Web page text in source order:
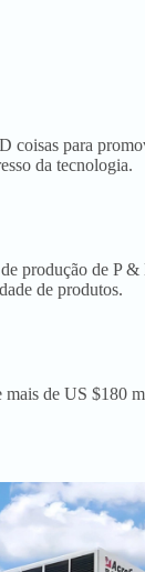
coisas para
da tecnologia.
produção de P
de produtos.
mais de US $180